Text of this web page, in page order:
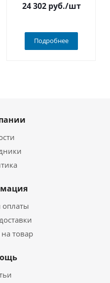
24 302руб./шт
Подробнее
оплаты
товар